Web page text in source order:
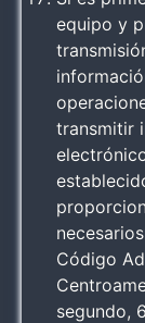
equipo y
transmitir
Código
segundo,